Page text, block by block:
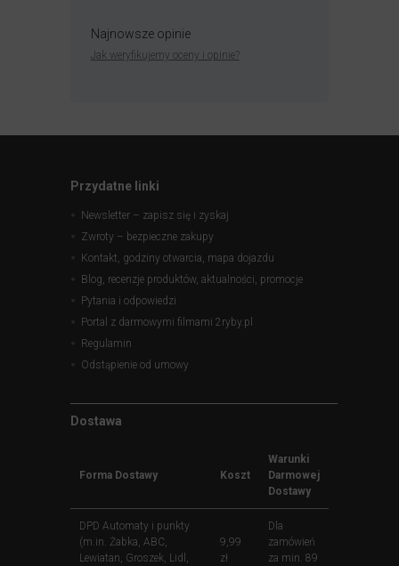
Najnowsze opinie
Jak weryfikujemy oceny i opinie?
Przydatne linki
Newsletter – zapisz się i zyskaj
Zwroty – bezpieczne zakupy
Kontakt, godziny otwarcia, mapa dojazdu
Blog, recenzje produktów, aktualności, promocje
Pytania i odpowiedzi
Portal z darmowymi filmami 2ryby.pl
Regulamin
Odstąpienie od umowy
Dostawa
Forma Dostawy Koszt
Warunki
Darmowej
Dostawy
DPD Automaty i punkty
(m.in. Żabka, ABC,
Lewiatan, Groszek, Lidl,
9,99
zł
Dla
zamówień
za min. 89